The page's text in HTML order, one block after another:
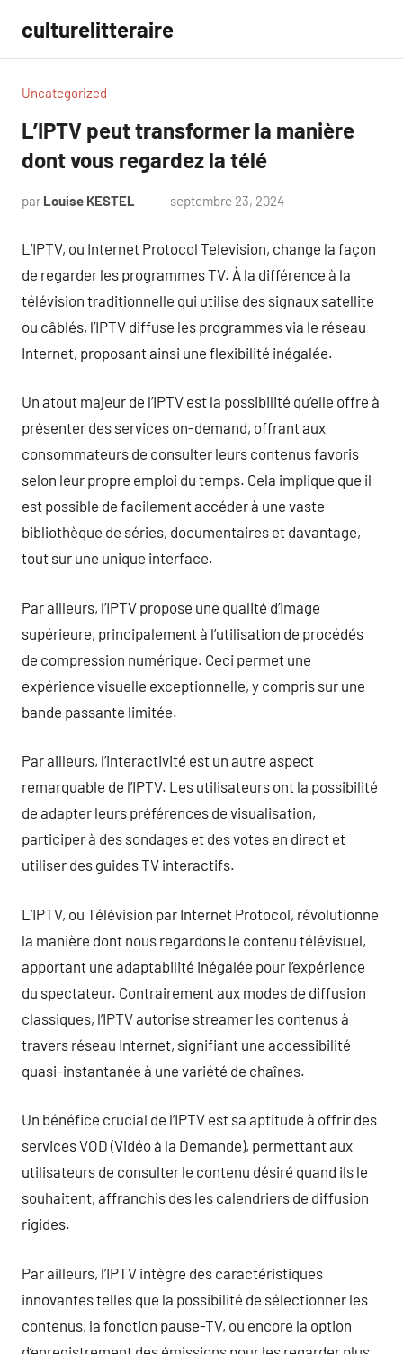
contenu
culturelitteraire
Uncategorized
L’IPTV peut transformer la manière
dont vous regardez la télé
par Louise KESTEL septembre 23, 2024
L’IPTV, ou Internet Protocol Television, change la façon
de regarder les programmes TV. À la différence à la
télévision traditionnelle qui utilise des signaux satellite
ou câblés, l’IPTV diffuse les programmes via le réseau
Internet, proposant ainsi une flexibilité inégalée.
Un atout majeur de l’IPTV est la possibilité qu’elle offre à
présenter des services on-demand, offrant aux
consommateurs de consulter leurs contenus favoris
selon leur propre emploi du temps. Cela implique que il
est possible de facilement accéder à une vaste
bibliothèque de séries, documentaires et davantage,
tout sur une unique interface.
Par ailleurs, l’IPTV propose une qualité d’image
supérieure, principalement à l’utilisation de procédés
de compression numérique. Ceci permet une
expérience visuelle exceptionnelle, y compris sur une
bande passante limitée.
Par ailleurs, l’interactivité est un autre aspect
remarquable de l’IPTV. Les utilisateurs ont la possibilité
de adapter leurs préférences de visualisation,
participer à des sondages et des votes en direct et
utiliser des guides TV interactifs.
L’IPTV, ou Télévision par Internet Protocol, révolutionne
la manière dont nous regardons le contenu télévisuel,
apportant une adaptabilité inégalée pour l’expérience
du spectateur. Contrairement aux modes de diffusion
classiques, l’IPTV autorise streamer les contenus à
travers réseau Internet, signifiant une accessibilité
quasi-instantanée à une variété de chaînes.
Un bénéfice crucial de l’IPTV est sa aptitude à offrir des
services VOD (Vidéo à la Demande), permettant aux
utilisateurs de consulter le contenu désiré quand ils le
souhaitent, affranchis des les calendriers de diffusion
rigides.
Par ailleurs, l’IPTV intègre des caractéristiques
innovantes telles que la possibilité de sélectionner les
contenus, la fonction pause-TV, ou encore la option